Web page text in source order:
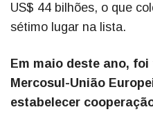
US$ 44 bilhões, o que
sétimo lugar na lista.
Em maio deste ano,
Mercosul-União
estabelecer